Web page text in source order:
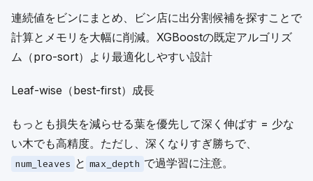
連続値をビンにまとめ、ビン店に出分割候補を探すことで
計算とメモリを大幅に削減。XGBoostの既定アルゴリズ
ム（pro-sort）より最適化しやすい設計
Leaf-wise（best-first）成長
もっとも損失を減らせる葉を優先して深く伸ばす = 少な
い木でも高精度。ただし、深くなりすぎ勝ちで、
num_leaves と max_depth で過学習に注意。